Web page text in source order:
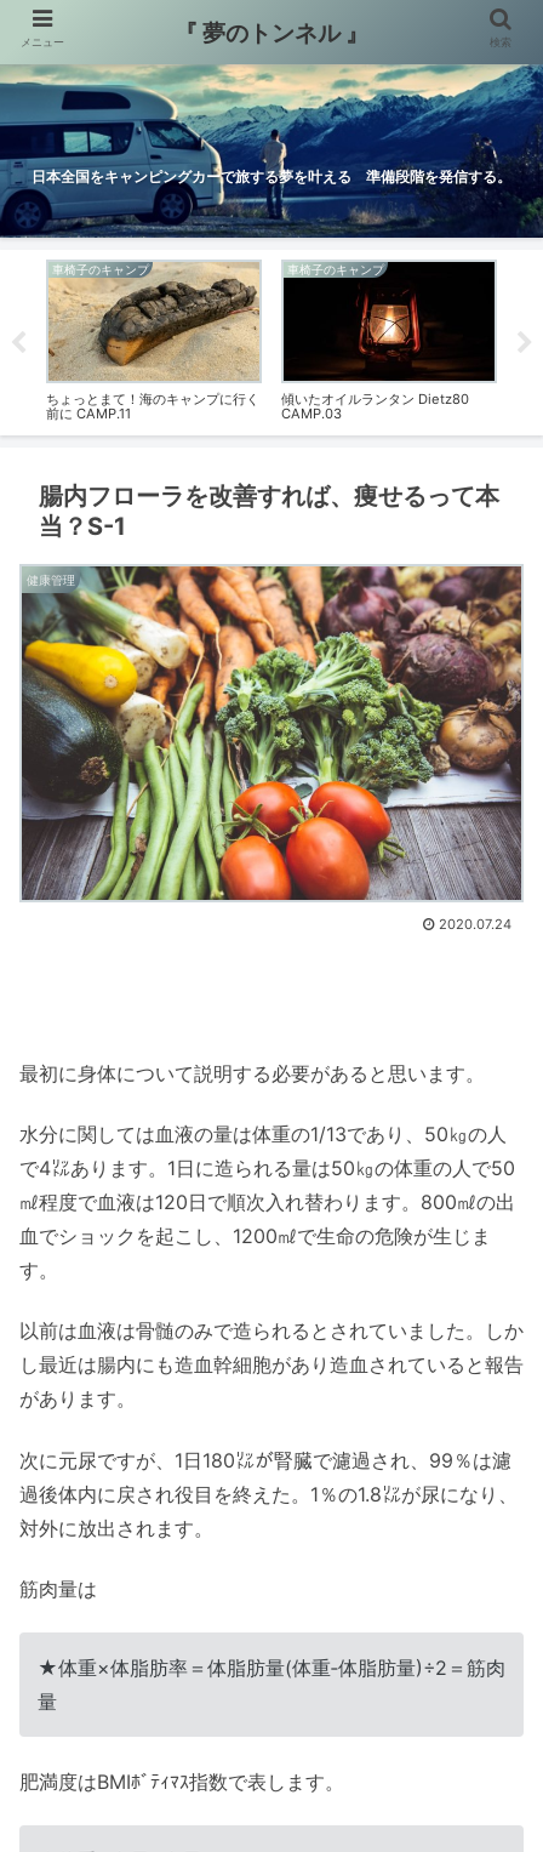
日本全国をキャンピングカーで旅する夢を叶える 準備段階を発信する。
車椅子のキャンプ
ちょっとまて！海のキャンプに行く
前に CAMP.11
車椅子のキャンプ
傾いたオイルランタン Dietz80
CAMP.03
腸内フローラを改善すれば、痩せるって本
当？S-1
健康管理
2020.07.24
最初に身体について説明する必要があると思います。
水分に関しては血液の量は体重の1/13であり、50㎏の人
で4㍑あります。1日に造られる量は50㎏の体重の人で50
㎖程度で血液は120日で順次入れ替わります。800㎖の出
血でショックを起こし、1200㎖で生命の危険が生じま
す。
以前は血液は骨髄のみで造られるとされていました。しか
し最近は腸内にも造血幹細胞があり造血されていると報告
があります。
次に元尿ですが、1日180㍑が腎臓で濾過され、99％は濾
過後体内に戻され役目を終えた。1％の1.8㍑が尿になり、
対外に放出されます。
筋肉量は
★体重×体脂肪率＝体脂肪量(体重‐体脂肪量)÷2＝筋肉
量
肥満度はBMIﾎﾞﾃｨﾏｽ指数で表します。
メニュー 『 夢のトンネル 』 検索